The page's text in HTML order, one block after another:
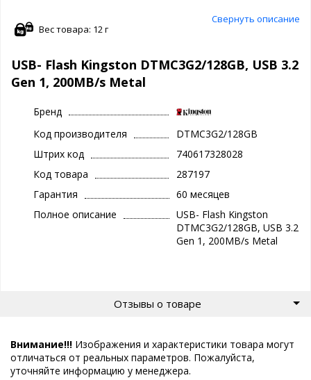
Свернуть описание
Вес товара: 12 г
USB- Flash Kingston DTMC3G2/128GB, USB 3.2
Gen 1, 200MB/s Metal
Бренд
Код производителя
DTMC3G2/128GB
Штрих код
740617328028
Код товара
287197
Гарантия
60 месяцев
Полное описание
USB- Flash Kingston
DTMC3G2/128GB, USB 3.2
Gen 1, 200MB/s Metal
Отзывы о товаре
Внимание!!! Изображения и характеристики товара могут
отличаться от реальных параметров. Пожалуйста,
уточняйте информацию у менеджера.